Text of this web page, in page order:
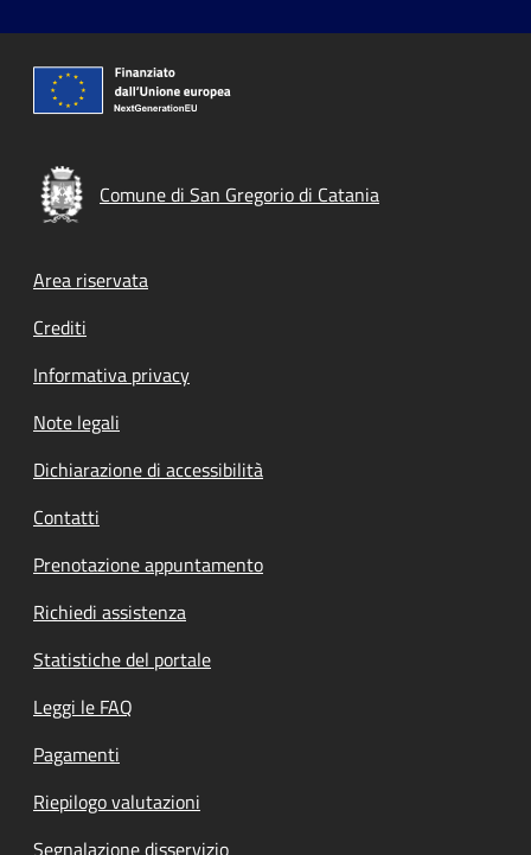
Comune di San Gregorio di Catania
Footer menu
Area riservata
Crediti
Informativa privacy
Note legali
Dichiarazione di accessibilità
Contatti
Prenotazione appuntamento
Richiedi assistenza
Statistiche del portale
Leggi le FAQ
Pagamenti
Riepilogo valutazioni
Segnalazione disservizio